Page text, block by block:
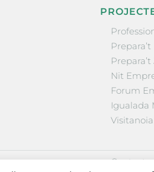
Prepara’t
Prepara’t
Nit
Forum
Igualada
Visitanoia
Contactar